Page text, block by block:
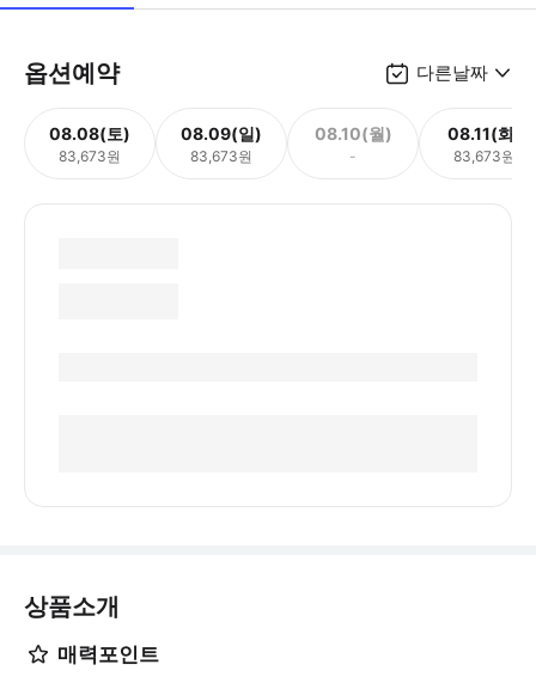
옵션예약 다른날짜
08.08(토)
83,673원
08.09(일)
83,673원
08.10(월)
-
08.11(화)
83,673원
상품소개
매력포인트